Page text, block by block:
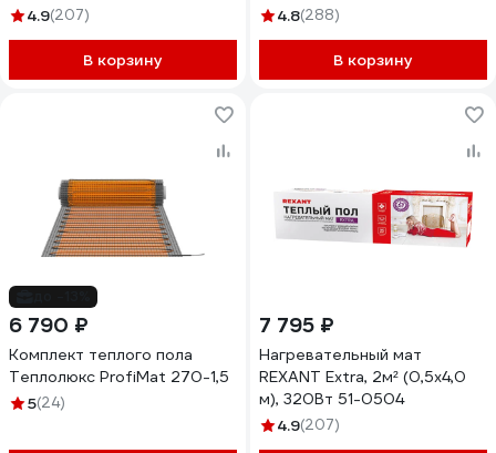
двухжильный 51-0503
4.9(207)
В корзину
0505-2
4.8(288)
В корзину
6 790 ₽
Комплект теплого пола
Теплолюкс ProfiMat 270-1,5
5(24)
7 795 ₽
Нагревательный мат
REXANT Extra, 2м² (0,5x4,0
м), 320Вт 51-0504
4.9(207)